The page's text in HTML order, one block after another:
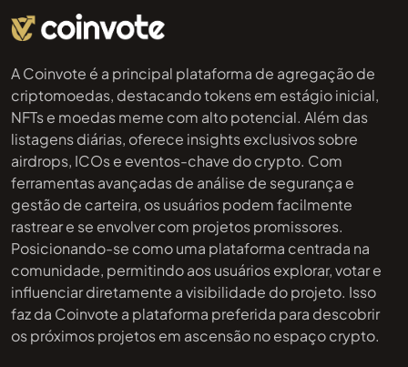
A Coinvote é a principal plataforma de agregação de
criptomoedas, destacando tokens em estágio inicial,
NFTs e moedas meme com alto potencial. Além das
listagens diárias, oferece insights exclusivos sobre
airdrops, ICOs e eventos-chave do crypto. Com
ferramentas avançadas de análise de segurança e
gestão de carteira, os usuários podem facilmente
rastrear e se envolver com projetos promissores.
Posicionando-se como uma plataforma centrada na
comunidade, permitindo aos usuários explorar, votar e
influenciar diretamente a visibilidade do projeto. Isso
faz da Coinvote a plataforma preferida para descobrir
os próximos projetos em ascensão no espaço crypto.